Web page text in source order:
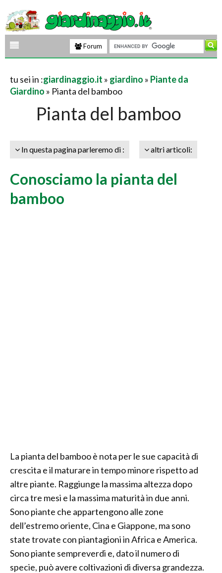
Forum
tu sei in :giardinaggio.it » giardino » Piante da
Giardino » Pianta del bamboo
Pianta del bamboo
In questa pagina parleremo di : altri articoli:
Conosciamo la pianta del
bamboo
La pianta del bamboo è nota per le sue capacità di
crescita e il maturare in tempo minore rispetto ad
altre piante. Raggiunge la massima altezza dopo
circa tre mesi e la massima maturità in due anni.
Sono piante che appartengono alle zone
dell’estremo oriente, Cina e Giappone, ma sono
state trovate con piantagioni in Africa e America.
Sono piante sempreverdi e, dato il numero di
specie, può avere coltivazioni di diversa grandezza.